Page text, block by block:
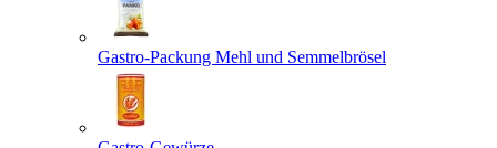
Gastro-Packung Mehl und Semmelbrösel